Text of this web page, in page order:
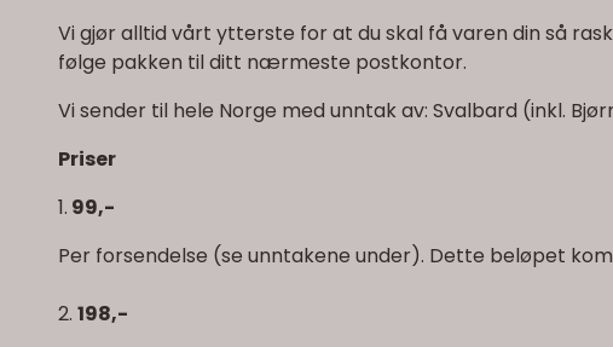
Vi gjør alltid vårt ytterste for at du skal få varen din så
følge pakken til ditt nærmeste postkontor.
Vi sender til hele Norge med unntak av: Svalbard (inkl.
Priser
1. 99,-
Per forsendelse (se unntakene under). Dette beløpet
2. 198,-